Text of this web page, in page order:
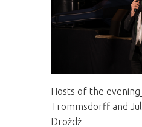
Hosts of the
Trommsdorff and
Drożdż
Camp de base La Grave